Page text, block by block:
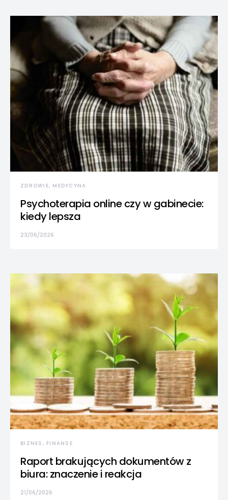
ZDROWIE, MEDYCYNA
Psychoterapia online czy w gabinecie:
kiedy lepsza
23/06/2026
BIZNES, FINANSE
Raport brakujących dokumentów z
biura: znaczenie i reakcja
21/06/2026